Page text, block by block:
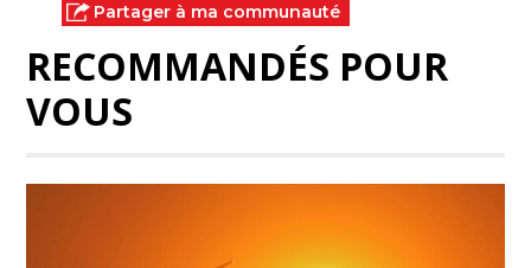
Partager à ma communauté
RECOMMANDÉS POUR
VOUS